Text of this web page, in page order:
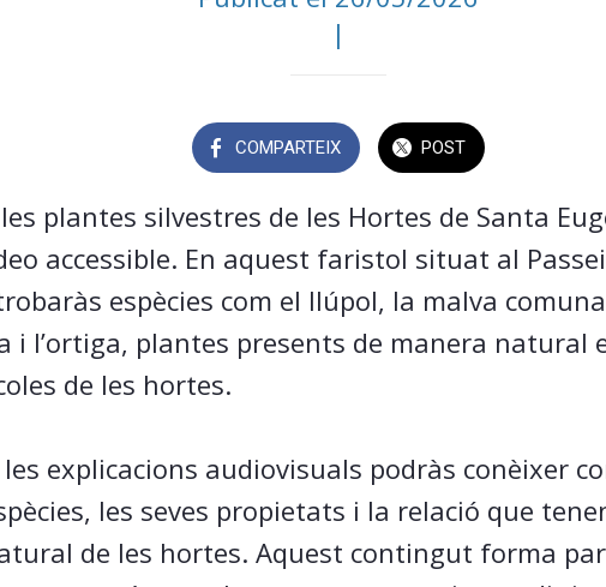
|
COMPARTEIX POST
plantes silvestres de les Hortes de Santa
accessible. En aquest faristol situat al
espècies com el llúpol, la malva
i l’ortiga, plantes presents de manera natural
de les hortes.
explicacions audiovisuals podràs conèixer
les seves propietats i la relació que
de les hortes. Aquest contingut forma